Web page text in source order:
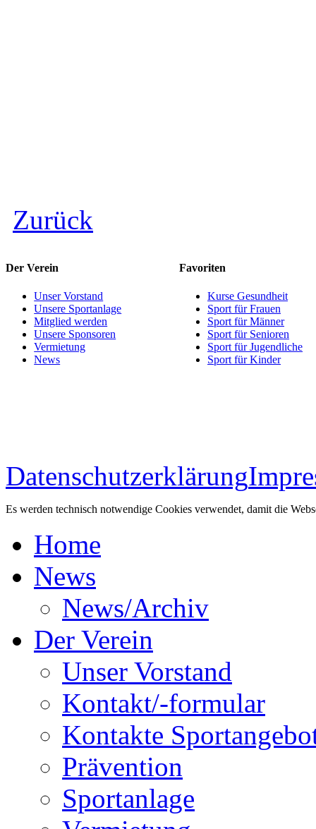
Zurück
Der Verein
Unser Vorstand
Unsere Sportanlage
Mitglied werden
Unsere Sponsoren
Vermietung
News
Favoriten
Kurse Gesundheit
Sport für Frauen
Sport für Männer
Sport für Senioren
Sport für Jugendliche
Sport für Kinder
Datenschutzerklärung
Es werden technisch notwendige Cookies verwendet, damit die
Home
News
News/Archiv
Der Verein
Unser Vorstand
Kontakt/-formular
Kontakte
Prävention
Sportanlage